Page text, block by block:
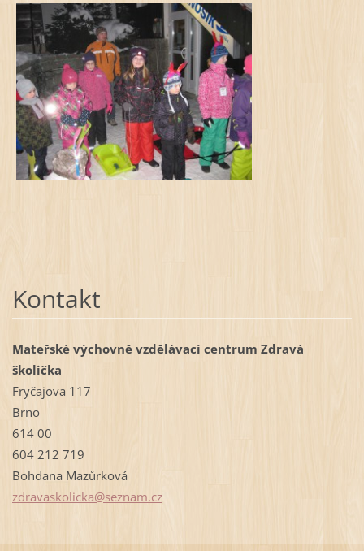
Kontakt
Mateřské výchovně vzdělávací centrum Zdravá
školička
Fryčajova 117
Brno
614 00
604 212 719
Bohdana Mazůrková
zdravaskolicka@seznam.cz